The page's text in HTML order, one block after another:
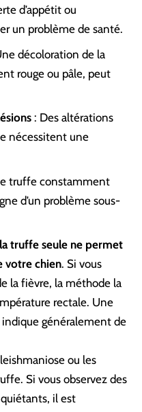
d’appétit ou
un problème de santé.
décoloration de la
rouge ou pâle, peut
: Des altérations
nécessitent une
truffe constamment
d’un problème sous-
la truffe seule ne permet
votre chien. Si vous
la fièvre, la méthode la
rectale. Une
indique généralement de
ou les
Si vous observez des
il est